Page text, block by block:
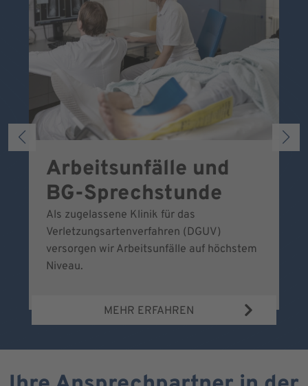
Arbeitsunfälle und
BG-Sprechstunde
Als zugelassene Klinik für das
Verletzungsartenverfahren (DGUV)
versorgen wir Arbeitsunfälle auf höchstem
Niveau.
MEHR ERFAHREN